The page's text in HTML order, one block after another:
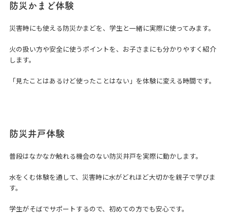
防災かまど体験
災害時にも使える防災かまどを、学生と一緒に実際に使ってみます。
火の扱い方や安全に使うポイントを、お子さまにも分かりやすく紹介
します。
「見たことはあるけど使ったことはない」を体験に変える時間です。
防災井戸体験
普段はなかなか触れる機会のない防災井戸を実際に動かします。
水をくむ体験を通して、災害時に水がどれほど大切かを親子で学びま
す。
学生がそばでサポートするので、初めての方でも安心です。